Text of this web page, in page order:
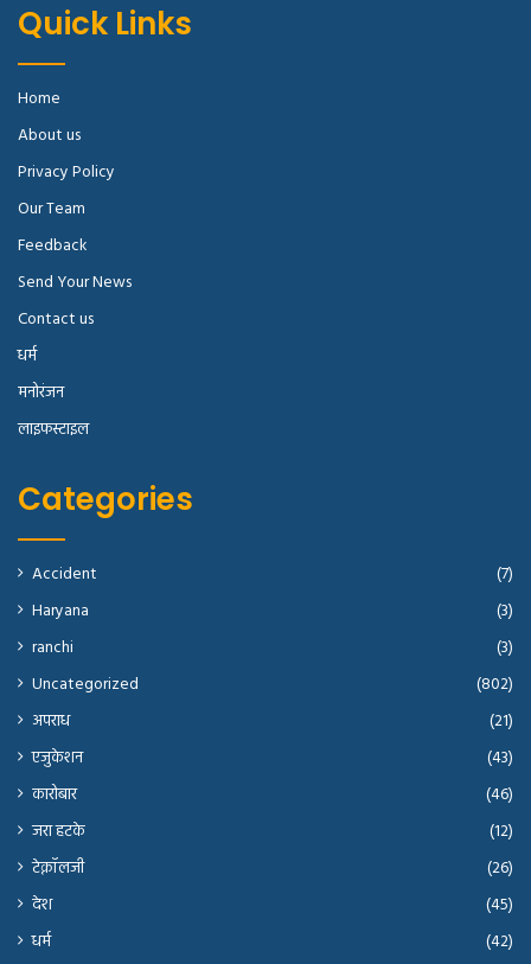
Quick Links
Home
About us
Privacy Policy
Our Team
Feedback
Send Your News
Contact us
धर्म
मनोरंजन
लाइफस्टाइल
Categories
Accident
(7)
Haryana
(3)
ranchi
(3)
Uncategorized
(802)
अपराध
(21)
एजुकेशन
(43)
कारोबार
(46)
जरा हटके
(12)
टेक्नॉलजी
(26)
देश
(45)
धर्म
(42)